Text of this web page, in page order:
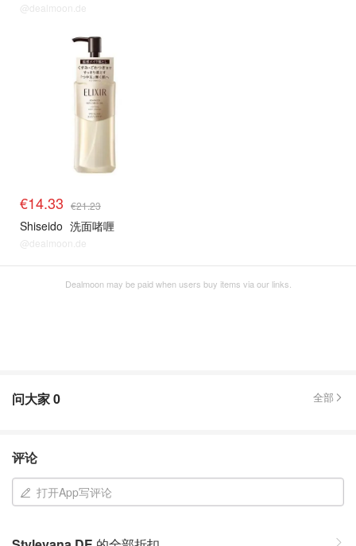
@dealmoon.de
€14.33 €21.23
Shiseido 洗面啫喱
@dealmoon.de
Dealmoon may be paid when users buy items via our links.
问大家0 全部
评论
打开App写评论